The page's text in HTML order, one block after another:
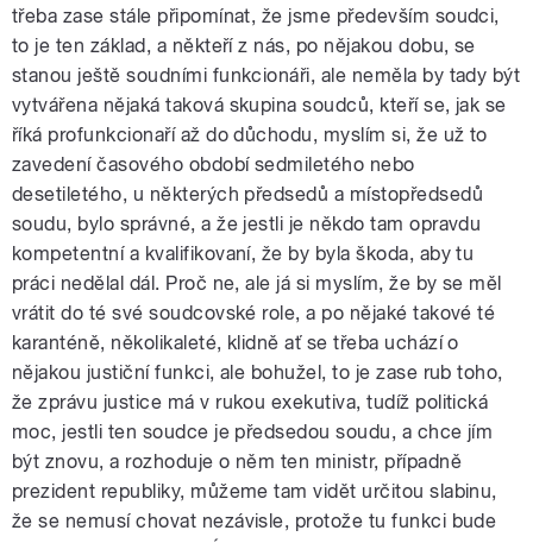
třeba zase stále připomínat, že jsme především soudci,
to je ten základ, a někteří z nás, po nějakou dobu, se
stanou ještě soudními funkcionáři, ale neměla by tady být
vytvářena nějaká taková skupina soudců, kteří se, jak se
říká profunkcionaří až do důchodu, myslím si, že už to
zavedení časového období sedmiletého nebo
desetiletého, u některých předsedů a místopředsedů
soudu, bylo správné, a že jestli je někdo tam opravdu
kompetentní a kvalifikovaní, že by byla škoda, aby tu
práci nedělal dál. Proč ne, ale já si myslím, že by se měl
vrátit do té své soudcovské role, a po nějaké takové té
karanténě, několikaleté, klidně ať se třeba uchází o
nějakou justiční funkci, ale bohužel, to je zase rub toho,
že zprávu justice má v rukou exekutiva, tudíž politická
moc, jestli ten soudce je předsedou soudu, a chce jím
být znovu, a rozhoduje o něm ten ministr, případně
prezident republiky, můžeme tam vidět určitou slabinu,
že se nemusí chovat nezávisle, protože tu funkci bude